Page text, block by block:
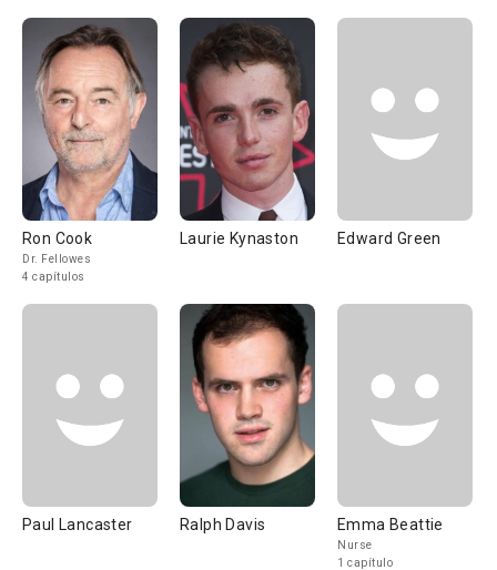
Ron Cook
Dr. Fellowes
4 capítulos
Laurie Kynaston Edward Green
Paul Lancaster Ralph Davis Emma Beattie
Nurse
1 capítulo